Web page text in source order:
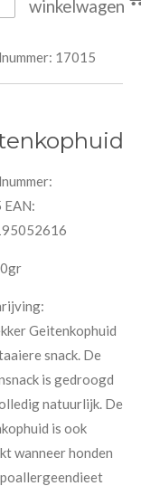
winkelwagen
17015
EAN:
Geitenkophuid
snack. De
is gedroogd
natuurlijk. De
is ook
wanneer honden